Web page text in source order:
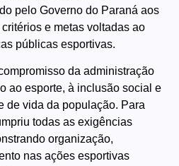
pelo Governo do Paraná aos
e metas voltadas ao
públicas esportivas.
da administração
ao esporte, à inclusão social e
de vida da população. Para
todas as exigências
organização,
nas ações esportivas